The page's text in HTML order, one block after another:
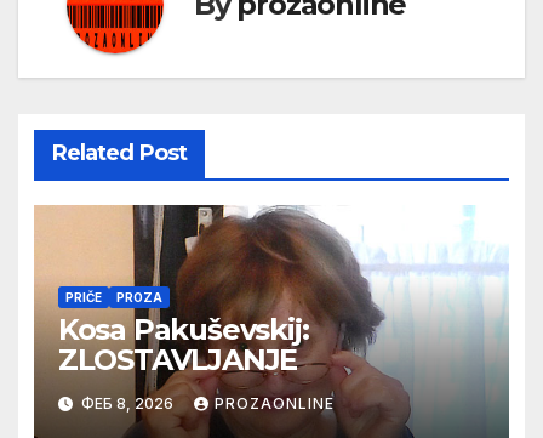
Related Post
PRIČE PROZA
Kosa Pakuševskij:
ZLOSTAVLJANJE
ФЕБ 8, 2026 PROZAONLINE